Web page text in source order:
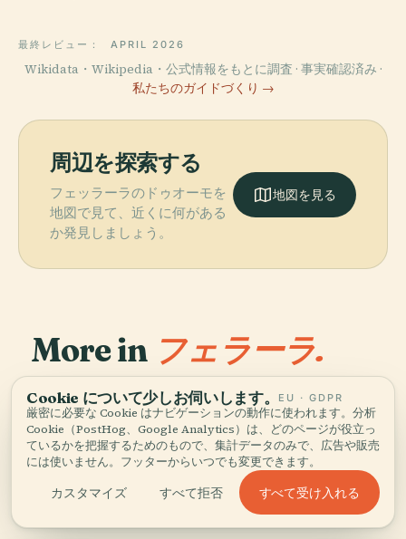
最終レビュー： APRIL 2026
Wikidata・Wikipedia・公式情報をもとに調査 · 事実確認済み ·
私たちのガイドづくり →
周辺を探索する
フェッラーラのドゥオーモを
地図で見て、近くに何がある
か発見しましょう。
地図を見る
More in フェラーラ.
発見すべき38スポット — いくつかは組み合わせる価値があ
ります。
PLACE
パラッツォ・ス
キファノイア
アッシジの聖フ
ランチェスコ大
聖堂
PLACE
フェッラーラ国
立考古学博物館
PLACE
スタディオ・パ
オロ・マッツァ
Cookie について少しお伺いします。 EU · GDPR
厳密に必要な Cookie はナビゲーションの動作に使われます。分析
Cookie（PostHog、Google Analytics）は、どのページが役立っ
ているかを把握するためのもので、集計データのみで、広告や販売
には使いません。フッターからいつでも変更できます。
カスタマイズ すべて拒否 すべて受け入れる